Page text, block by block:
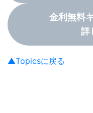
金利無料
詳
▲Topicsに戻る